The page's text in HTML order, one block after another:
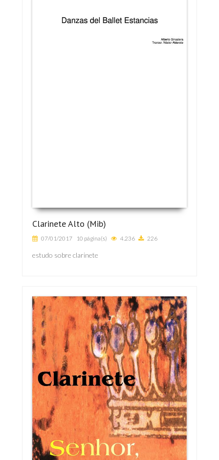
Clarinete Alto (Mib)
07/01/2017 10 página(s) 4.236 226
estudo sobre clarinete